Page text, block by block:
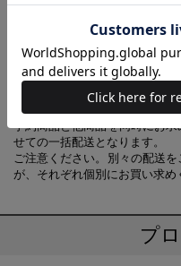
しにくい」「そこそこの利益
【あわせ買い時の配送について】
予約商品と他商品を同時にお
せての一括配送となります。
ご注意ください。別々の配送
が、それぞれ個別にお買い求め
プ